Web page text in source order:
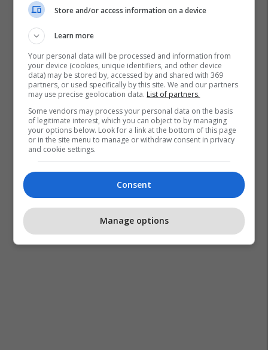
Store and/or access information on a device
Learn more
Your personal data will be processed and information from
your device (cookies, unique identifiers, and other device
data) may be stored by, accessed by and shared with 369
partners, or used specifically by this site. We and our partners
may use precise geolocation data. List of partners.
Some vendors may process your personal data on the basis
of legitimate interest, which you can object to by managing
your options below. Look for a link at the bottom of this page
or in the site menu to manage or withdraw consent in privacy
and cookie settings.
Consent
Manage options